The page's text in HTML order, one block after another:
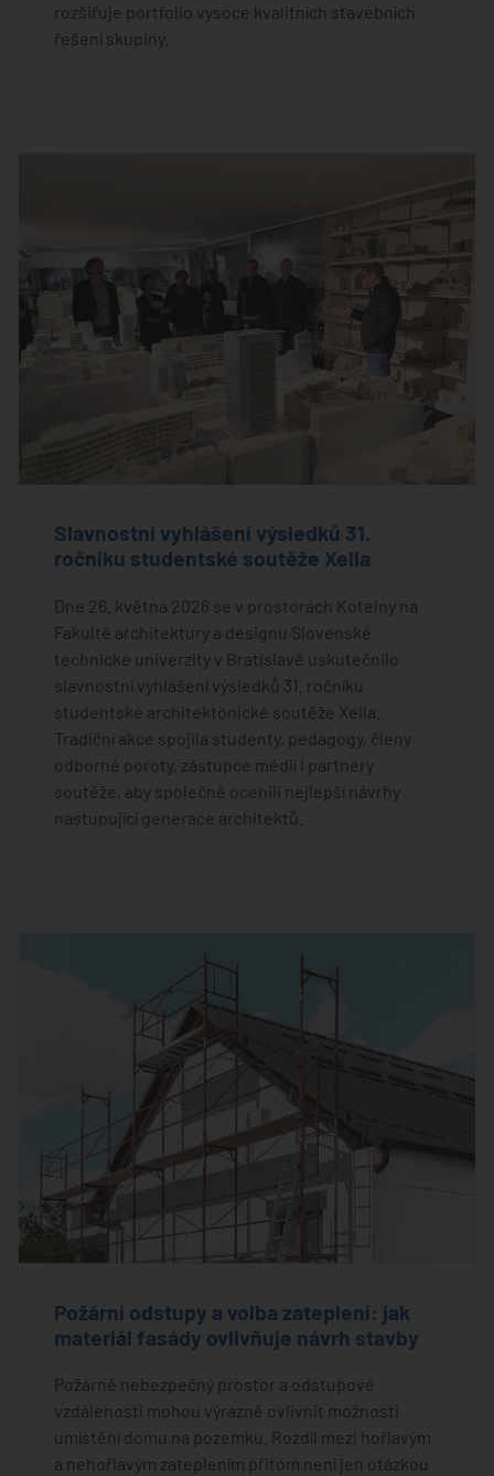
rozšiřuje portfolio vysoce kvalitních stavebních
řešení skupiny.
Slavnostní vyhlášení výsledků 31.
ročníku studentské soutěže Xella
Dne 26. května 2026 se v prostorách Kotelny na
Fakultě architektury a designu Slovenské
technické univerzity v Bratislavě uskutečnilo
slavnostní vyhlášení výsledků 31. ročníku
studentské architektonické soutěže Xella.
Tradiční akce spojila studenty, pedagogy, členy
odborné poroty, zástupce médií i partnery
soutěže, aby společně ocenili nejlepší návrhy
nastupující generace architektů.
Požární odstupy a volba zateplení: jak
materiál fasády ovlivňuje návrh stavby
Požárně nebezpečný prostor a odstupové
vzdálenosti mohou výrazně ovlivnit možnosti
umístění domu na pozemku. Rozdíl mezi hořlavým
a nehořlavým zateplením přitom není jen otázkou